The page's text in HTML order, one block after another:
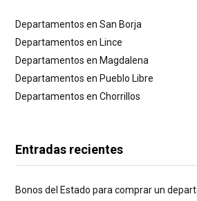
Departamentos en San Borja
Departamentos en Lince
Departamentos en Magdalena
Departamentos en Pueblo Libre
Departamentos en Chorrillos
Entradas recientes
Bonos del Estado para comprar un